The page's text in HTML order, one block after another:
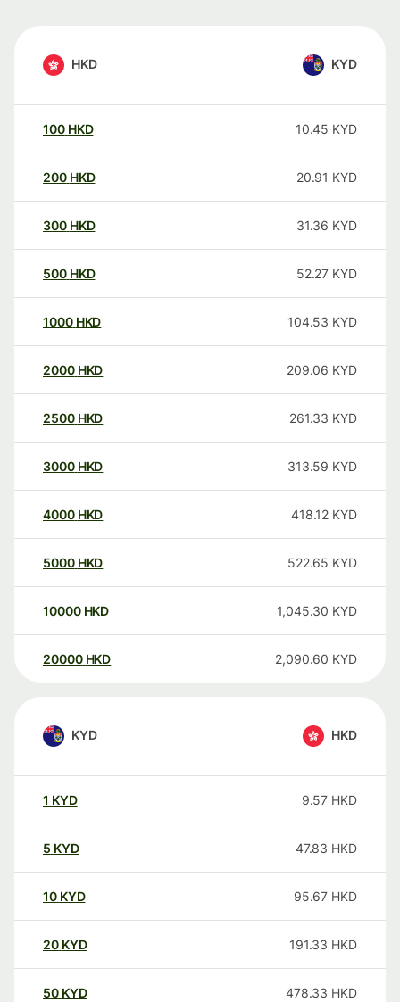
HKD KYD
100 HKD 10.45 KYD
200 HKD 20.91 KYD
300 HKD 31.36 KYD
500 HKD 52.27 KYD
1000 HKD 104.53 KYD
2000 HKD 209.06 KYD
2500 HKD 261.33 KYD
3000 HKD 313.59 KYD
4000 HKD 418.12 KYD
5000 HKD 522.65 KYD
10000 HKD 1,045.30 KYD
20000 HKD 2,090.60 KYD
KYD HKD
1 KYD 9.57 HKD
5 KYD 47.83 HKD
10 KYD 95.67 HKD
20 KYD 191.33 HKD
50 KYD 478.33 HKD